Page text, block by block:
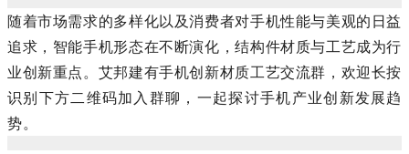
随着市场需求的多样化以及消费者对手机性能与美观的日益
追求，智能手机形态在不断演化，结构件材质与工艺成为行
业创新重点。艾邦建有手机创新材质工艺交流群，欢迎长按
识别下方二维码加入群聊，一起探讨手机产业创新发展趋
势。